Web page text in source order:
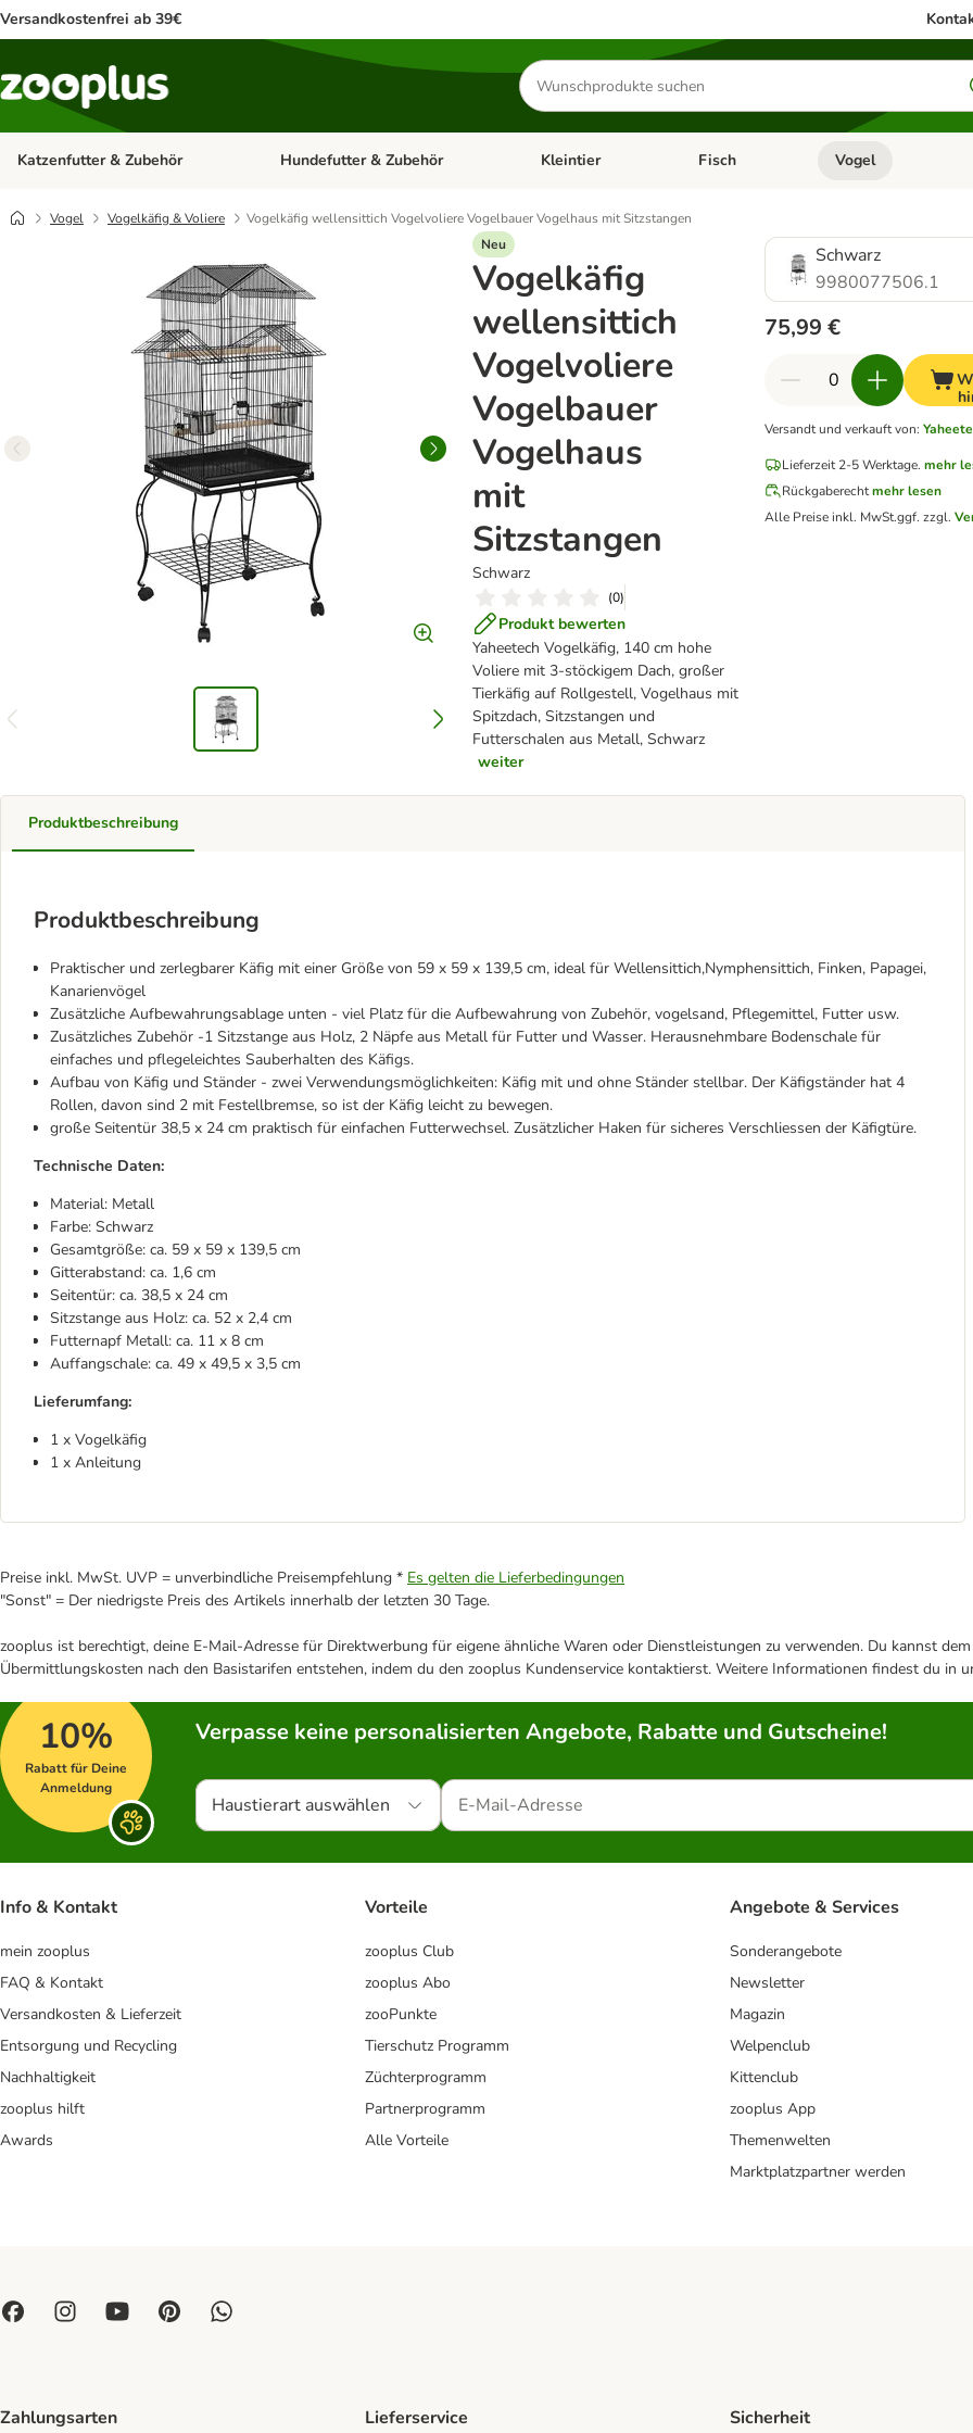
Versandkostenfrei ab 39€
Produkte
suchen
Katzenfutter & Zubehör Kategorie-Menü öffnen: Katzenfutter & Zubehör
Hundefutter & Zubehör Kategorie-Menü öffnen: Hundefutter & Zubehör
Kleintier Kategorie-Menü öffnen: Kleintier
Fisch Kategorie-Menü
Vogel
Vogel Vogelkäfig & Voliere
Vogelkäfig wellensittich Vogelvoliere Vogelbauer Vogelhaus mit Sitzstangen
Neu
Vogelkäfig
wellensittich
Vogelvoliere
Vogelbauer
Vogelhaus
mit
Sitzstangen
Schwarz
(0)
Produkt bewerten
Yaheetech Vogelkäfig, 140 cm hohe
Voliere mit 3-stöckigem Dach, großer
Tierkäfig auf Rollgestell, Vogelhaus mit
Spitzdach, Sitzstangen und
Futterschalen aus Metall, Schwarz
weiter
Schwarz
9980077506.1
75,99 €
Versandt und verkauft von:
Lieferzeit 2-5 Werktage. mehr
Rückgaberechtmehr lesen
Alle Preise inkl. MwSt.ggf. zzgl.
Produktbeschreibung
Produktbeschreibung
Praktischer und zerlegbarer Käfig mit einer Größe von 59 x 59 x 139,5 cm, ideal für Wellensittich,Nymphensittich, Finken, Papagei,
Kanarienvögel
Zusätzliche Aufbewahrungsablage unten - viel Platz für die Aufbewahrung von Zubehör, vogelsand, Pflegemittel, Futter usw.
Zusätzliches Zubehör -1 Sitzstange aus Holz, 2 Näpfe aus Metall für Futter und Wasser. Herausnehmbare Bodenschale für
einfaches und pflegeleichtes Sauberhalten des Käfigs.
Aufbau von Käfig und Ständer - zwei Verwendungsmöglichkeiten: Käfig mit und ohne Ständer stellbar. Der Käfigständer hat 4
Rollen, davon sind 2 mit Festellbremse, so ist der Käfig leicht zu bewegen.
große Seitentür 38,5 x 24 cm praktisch für einfachen Futterwechsel. Zusätzlicher Haken für sicheres Verschliessen der Käfigtüre.
Technische Daten:
Material: Metall
Farbe: Schwarz
Gesamtgröße: ca. 59 x 59 x 139,5 cm
Gitterabstand: ca. 1,6 cm
Seitentür: ca. 38,5 x 24 cm
Sitzstange aus Holz: ca. 52 x 2,4 cm
Futternapf Metall: ca. 11 x 8 cm
Auffangschale: ca. 49 x 49,5 x 3,5 cm
Lieferumfang:
1 x Vogelkäfig
1 x Anleitung
Preise inkl. MwSt. UVP = unverbindliche Preisempfehlung * Es gelten die Lieferbedingungen
"Sonst" = Der niedrigste Preis des Artikels innerhalb der letzten 30 Tage.
zooplus ist berechtigt, deine E-Mail-Adresse für Direktwerbung für eigene ähnliche Waren oder Dienstleistungen zu verwenden. Du kannst
Übermittlungskosten nach den Basistarifen entstehen, indem du den zooplus Kundenservice kontaktierst. Weitere Informationen findest du in
10%
Rabatt für Deine
Anmeldung
Verpasse keine personalisierten Angebote, Rabatte und Gutscheine!
Haustierart auswählen
Info & Kontakt
mein zooplus
FAQ & Kontakt
Versandkosten & Lieferzeit
Entsorgung und Recycling
Nachhaltigkeit
zooplus hilft
Awards
Vorteile
zooplus Club
zooplus Abo
zooPunkte
Tierschutz Programm
Züchterprogramm
Partnerprogramm
Alle Vorteile
Angebote & Services
Sonderangebote
Newsletter
Magazin
Welpenclub
Kittenclub
zooplus App
Themenwelten
Marktplatzpartner werden
Zahlungsarten Lieferservice Sicherheit